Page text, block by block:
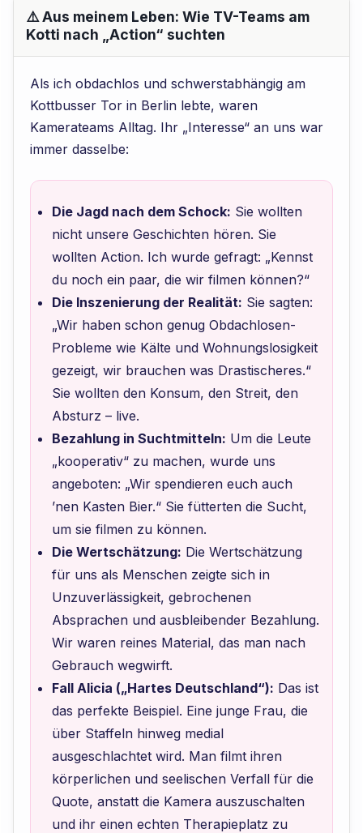
⚠️ Aus meinem Leben: Wie TV-Teams am
Kotti nach „Action“ suchten
Als ich obdachlos und schwerstabhängig am
Kottbusser Tor in Berlin lebte, waren
Kamerateams Alltag. Ihr „Interesse“ an uns war
immer dasselbe:
Die Jagd nach dem Schock: Sie wollten
nicht unsere Geschichten hören. Sie
wollten Action. Ich wurde gefragt: „Kennst
du noch ein paar, die wir filmen können?“
Die Inszenierung der Realität: Sie sagten:
„Wir haben schon genug Obdachlosen-
Probleme wie Kälte und Wohnungslosigkeit
gezeigt, wir brauchen was Drastischeres.“
Sie wollten den Konsum, den Streit, den
Absturz – live.
Bezahlung in Suchtmitteln: Um die Leute
„kooperativ“ zu machen, wurde uns
angeboten: „Wir spendieren euch auch
’nen Kasten Bier.“ Sie fütterten die Sucht,
um sie filmen zu können.
Die Wertschätzung: Die Wertschätzung
für uns als Menschen zeigte sich in
Unzuverlässigkeit, gebrochenen
Absprachen und ausbleibender Bezahlung.
Wir waren reines Material, das man nach
Gebrauch wegwirft.
Fall Alicia („Hartes Deutschland“): Das ist
das perfekte Beispiel. Eine junge Frau, die
über Staffeln hinweg medial
ausgeschlachtet wird. Man filmt ihren
körperlichen und seelischen Verfall für die
Quote, anstatt die Kamera auszuschalten
und ihr einen echten Therapieplatz zu